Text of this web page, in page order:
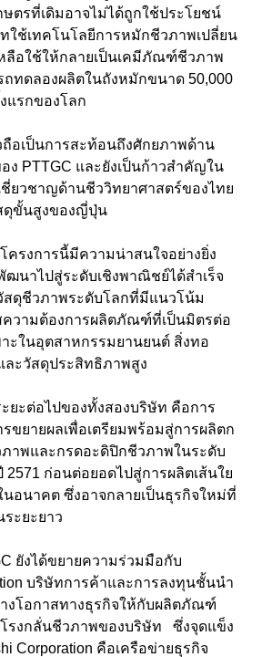
ษตรที่เดิมอาจไม่ได้ถูกใช้ประโยชน์
ใช้เทคโนโลยีการหมักชีวภาพเปลี่ยน
ลือใช้ให้กลายเป็นเคมีภัณฑ์ชีวภาพ
ทดลองผลิตในถังหมักขนาด 50,000
แรกของโลก
ถือเป็นการสะท้อนถึงศักยภาพด้าน
ง PTTGC และยังเป็นก้าวสำคัญใน
ชี่ยวชาญด้านชีววิทยาศาสตร์ของไทย
ดุขั้นสูงของญี่ปุ่น
รงการนี้มีความน่าสนใจอย่างยิ่ง
ฒนาไปสู่ระดับเชิงพาณิชย์ได้สำเร็จ
สดุชีวภาพระดับโลกที่มีแนวโน้ม
ความต้องการผลิตภัณฑ์ที่เป็นมิตรต่อ
ะในอุตสาหกรรมยานยนต์ สิ่งทอ
ะวัสดุประสิทธิภาพสูง
ยะต่อไปของทั้งสองบริษัท คือการ
ขยายผลเพื่อเตรียมพร้อมสู่การผลิตก
าพและกรดอะดิปิกชีวภาพในระดับ
2571 ก่อนต่อยอดไปสู่การผลิตเส้นใย
อนาคต ซึ่งอาจกลายเป็นธุรกิจใหม่ที่
ะยะยาว
ยังได้ขยายความร่วมมือกับ
บริษัทการค้าและการลงทุนชั้นนำ
งโอกาสทางธุรกิจให้กับผลิตภัณฑ์
รงกลั่นชีวภาพของบริษัท ซึ่งจุดแข็ง
Corporation คือเครือข่ายธุรกิจ